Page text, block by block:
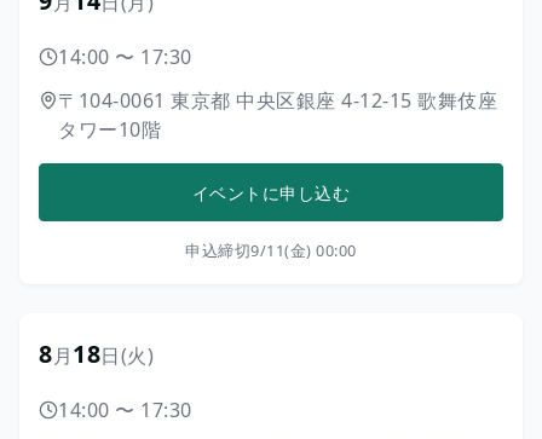
14:00 〜 17:30
〒104-0061 東京都 中央区銀座 4-12-15 歌舞伎座
タワー10階
イベントに申し込む
申込締切9/11(金) 00:00
8月18日(火)
14:00 〜 17:30